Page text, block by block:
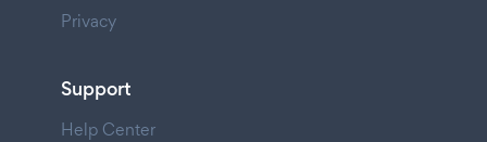
Privacy
Support
Help Center